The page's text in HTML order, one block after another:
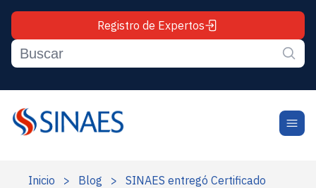
Registro de Expertos
Inicio > Blog >
SINAES entregó Certificado